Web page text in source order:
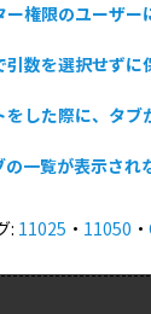
ー権限のユーザ
引数を選択せず
をした際に、タ
の一覧が表示され
: 11025 ・ 11050 ・